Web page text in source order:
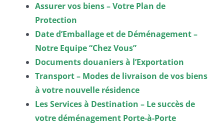
Assurer vos biens – Votre Plan de
Protection
Date d’Emballage et de Déménagement –
Notre Equipe “Chez Vous”
Documents douaniers à l’Exportation
Transport – Modes de livraison de vos biens
à votre nouvelle résidence
Les Services à Destination – Le succès de
votre déménagement Porte-à-Porte